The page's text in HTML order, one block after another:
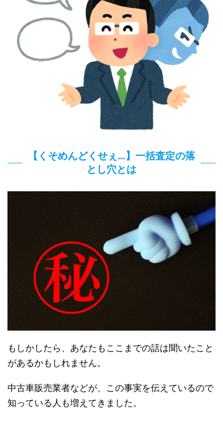
【くそめんどくせぇ…】一括査定の落
とし穴とは
もしかしたら、あなたもここまでの話は聞いたこと
があるかもしれません。
中古車販売業者などが、この事実を伝えているので
知っている人も増えてきました。